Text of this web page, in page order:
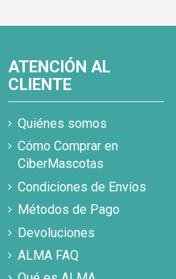
ATENCIÓN AL
CLIENTE
Quiénes somos
Cómo Comprar en
CiberMascotas
Condiciones de Envíos
Métodos de Pago
Devoluciones
ALMA FAQ